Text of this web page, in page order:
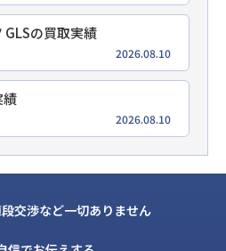
GLSの買取実績
2026.08.10
績
2026.08.10
交渉など一切ありません